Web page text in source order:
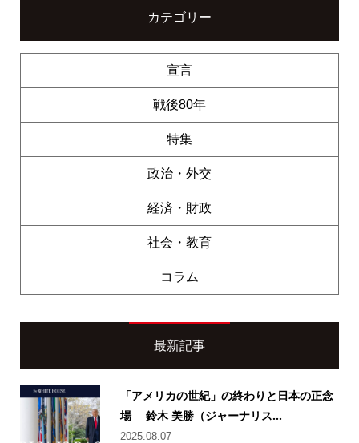
カテゴリー
宣言
戦後80年
特集
政治・外交
経済・財政
社会・教育
コラム
最新記事
「アメリカの世紀」の終わりと日本の正念
場 鈴木 美勝（ジャーナリス...
2025.08.07